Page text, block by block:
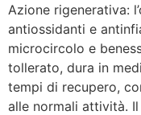
Azione rigenerativa:
antiossidanti e
microcircolo e
tollerato, dura in
tempi di recupero,
alle normali attività.